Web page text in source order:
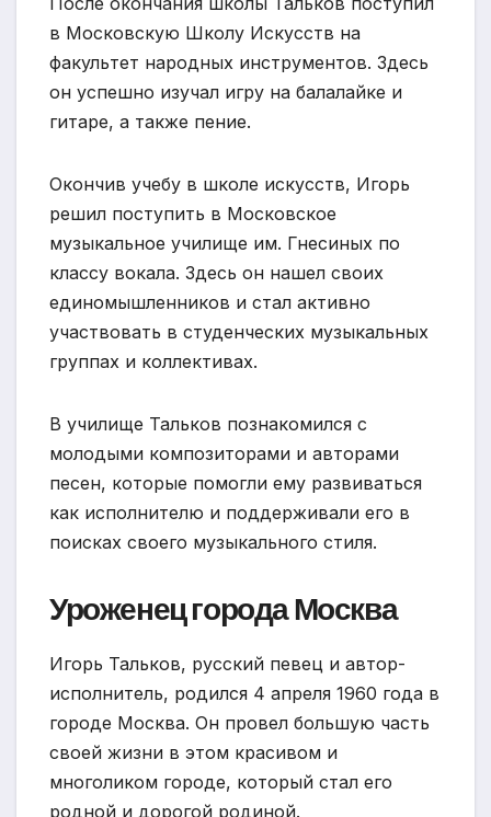
в Московскую Школу Искусств на
факультет народных инструментов. Здесь
он успешно изучал игру на балалайке и
гитаре, а также пение.
Окончив учебу в школе искусств, Игорь
решил поступить в Московское
музыкальное училище им. Гнесиных по
классу вокала. Здесь он нашел своих
единомышленников и стал активно
участвовать в студенческих музыкальных
группах и коллективах.
В училище Тальков познакомился с
молодыми композиторами и авторами
песен, которые помогли ему развиваться
как исполнителю и поддерживали его в
поисках своего музыкального стиля.
Уроженец города Москва
Игорь Тальков, русский певец и автор-
исполнитель, родился 4 апреля 1960 года в
городе Москва. Он провел большую часть
своей жизни в этом красивом и
многоликом городе, который стал его
родной и дорогой родиной.